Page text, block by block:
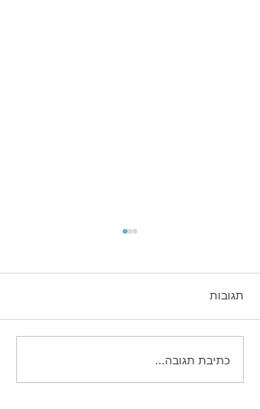
זכויות יוצרים בשיווק
הדיגיטלי - בעידן הAI
תגובות
כתיבת תגובה...